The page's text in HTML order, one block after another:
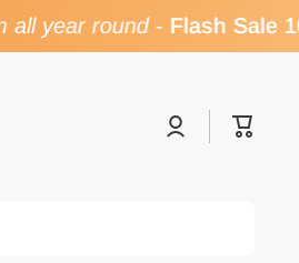
all year round-Flash Sale
Accedi